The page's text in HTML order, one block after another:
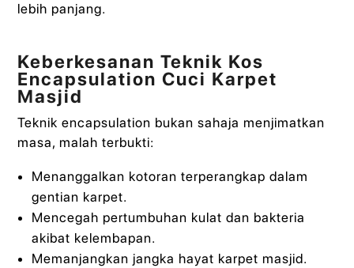
lebih panjang.
Keberkesanan Teknik Kos
Encapsulation Cuci Karpet
Masjid
Teknik encapsulation bukan sahaja menjimatkan
masa, malah terbukti:
Menanggalkan kotoran terperangkap dalam
gentian karpet.
Mencegah pertumbuhan kulat dan bakteria
akibat kelembapan.
Memanjangkan jangka hayat karpet masjid.